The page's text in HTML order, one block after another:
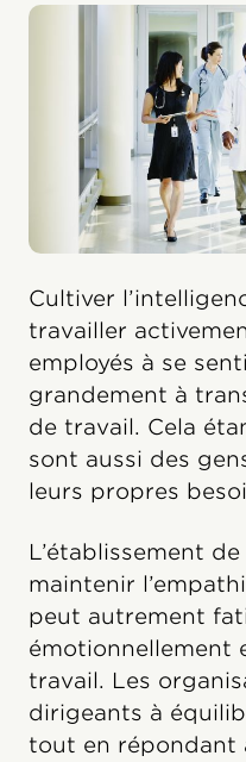
Cultiver
travailler
employés à se
grandement à
de travail. Cela
sont aussi des
leurs propres
L’établissement
maintenir
peut autrement
émotionnellement
travail. Les
dirigeants à
tout en répondant